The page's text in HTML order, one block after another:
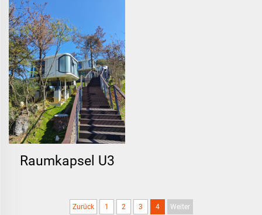
Raumkapsel U3
Zurück 1 2 3 4 Weiter